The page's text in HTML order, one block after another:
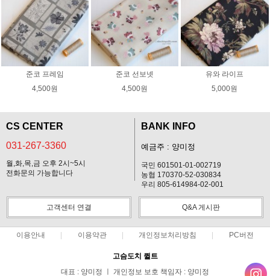
준코 프레임
4,500원
준코 선보넷
4,500원
유와 라이프
5,000원
CS CENTER
031-267-3360
월,화,목,금 오후 2시~5시
전화문의 가능합니다
BANK INFO
예금주 : 양미정
국민 601501-01-002719
농협 170370-52-030834
우리 805-614984-02-001
고객센터 연결 Q&A 게시판
이용안내 이용약관 개인정보처리방침 PC버전
고슴도치 퀼트
대표 : 양미정 ㅣ 개인정보 보호 책임자 : 양미정